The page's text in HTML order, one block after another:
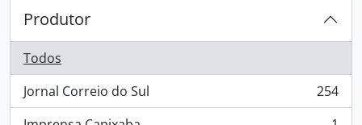
Produtor
Todos
Jornal Correio do Sul
, 254 resultados
254